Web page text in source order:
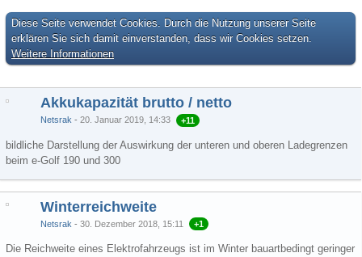
Diese Seite verwendet Cookies. Durch die Nutzung unserer Seite
erklären Sie sich damit einverstanden, dass wir Cookies setzen.
Weitere Informationen
Akkukapazität brutto / netto
Netsrak 20. Januar 2019, 14:33 +11
bildliche Darstellung der Auswirkung der unteren und oberen Ladegrenzen
beim e-Golf 190 und 300
Winterreichweite
Netsrak 30. Dezember 2018, 15:11 +1
Die Reichweite eines Elektrofahrzeugs ist im Winter bauartbedingt geringer